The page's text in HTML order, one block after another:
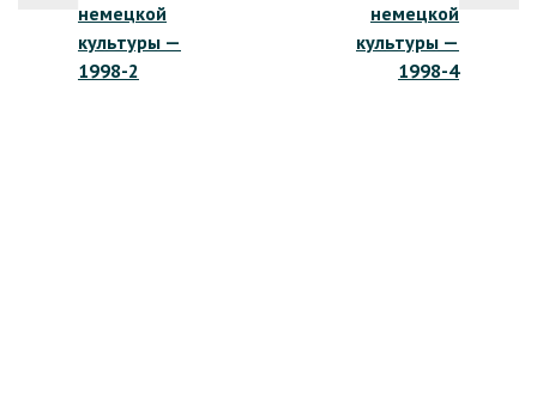
записям
немецкой
культуры —
1998-2
немецкой
культуры —
1998-4